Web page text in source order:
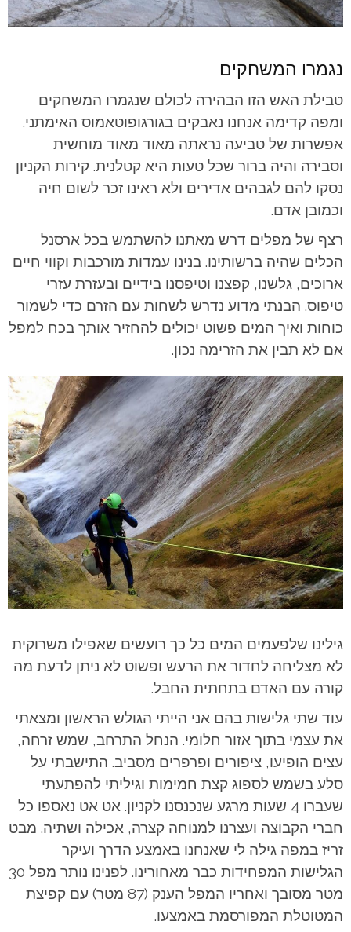
נגמרו המשחקים
טבילת האש הזו הבהירה לכולם שנגמרו המשחקים
ומפה קדימה אנחנו נאבקים בגורגופוטאמוס האימתני.
אפשרות של טביעה נראתה מאוד מאוד מוחשית
וסבירה והיה ברור שכל טעות היא קטלנית. קירות הקניון
נסקו להם לגבהים אדירים ולא ראינו זכר לשום חיה
וכמובן אדם.
רצף של מפלים דרש מאתנו להשתמש בכל ארסנל
הכלים שהיה ברשותינו. בנינו עמדות מורכבות וקווי חיים
ארוכים, גלשנו, קפצנו וטיפסנו בידיים ובעזרת עזרי
טיפוס. הבנתי מדוע נדרש לשחות עם הזרם כדי לשמור
כוחות ואיך המים פשוט יכולים להחזיר אותך בכח למפל
אם לא תבין את הזרימה נכון.
גילינו שלפעמים המים כל כך רועשים שאפילו משרוקית
לא מצליחה לחדור את הרעש ופשוט לא ניתן לדעת מה
קורה עם האדם בתחתית החבל.
עוד שתי גלישות בהם אני הייתי הגולש הראשון ומצאתי
את עצמי בתוך אזור חלומי. הנחל התרחב, שמש זרחה,
עצים הופיעו, ציפורים ופרפרים מסביב. התישבתי על
סלע בשמש לספוג קצת חמימות וגיליתי להפתעתי
שעברו 4 שעות מרגע שנכנסנו לקניון. אט אט נאספו כל
חברי הקבוצה ועצרנו למנוחה קצרה, אכילה ושתיה. מבט
זריז במפה גילה לי שאנחנו באמצע הדרך ועיקר
הגלישות המפחידות כבר מאחורינו. לפנינו נותר מפל 30
מטר מסובך ואחריו המפל הענק (87 מטר) עם קפיצת
המטוטלת המפורסמת באמצעו.